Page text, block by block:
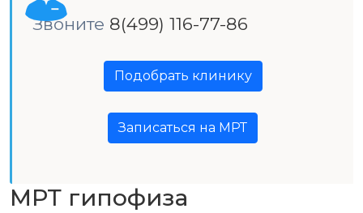
Звоните 8(499) 116-77-86
Подобрать клинику
Записаться на МРТ
МРТ гипофиза